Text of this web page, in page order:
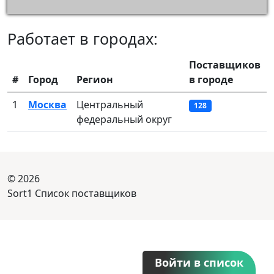
Войти в список
Работает в городах:
# Город Регион
Поставщиков
в городе
1
Москва
Центральный
федеральный округ
128
© 2026
Sort1 Список поставщиков